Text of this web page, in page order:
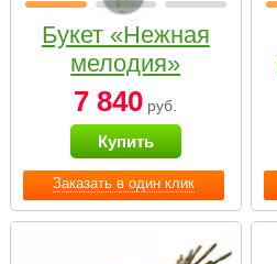
Заказать в один клик
Букет «Нежная
мелодия»
7 840 руб.
Купить